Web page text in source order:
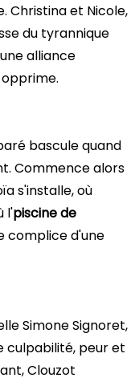
Christina et Nicole,
du tyrannique
alliance
bascule quand
Commence alors
s'installe, où
l'piscine de
complice d'une
Simone Signoret,
culpabilité, peur et
Clouzot